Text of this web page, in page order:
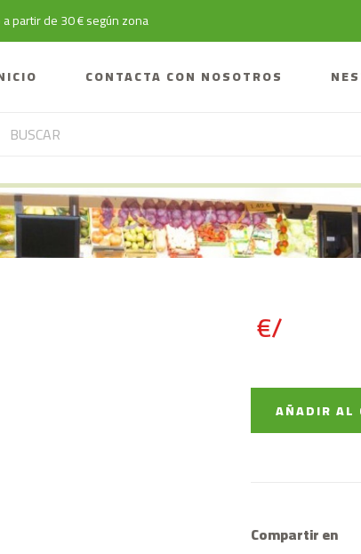
partir de 30 € según zona
CONTACTA CON NOSOTROS
€/
AÑADIR AL
Compartir en